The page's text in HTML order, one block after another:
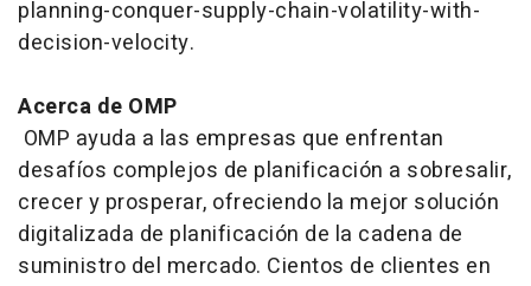
planning-conquer-supply-chain-volatility-with-
decision-velocity.
Acerca de OMP
OMP ayuda a las empresas que enfrentan
desafíos complejos de planificación a sobresalir,
crecer y prosperar, ofreciendo la mejor solución
digitalizada de planificación de la cadena de
suministro del mercado. Cientos de clientes en